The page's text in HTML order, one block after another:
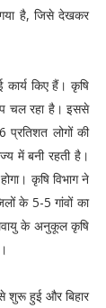
गया है, जिसे देखकर
कार्य किए हैं। कृषि
चल रहा है। इससे
प्रतिशत लोगों की
में बनी रहती है।
कृषि विभाग ने
के 5-5 गांवों का
के अनुकूल कृषि
शुरू हुई और बिहार